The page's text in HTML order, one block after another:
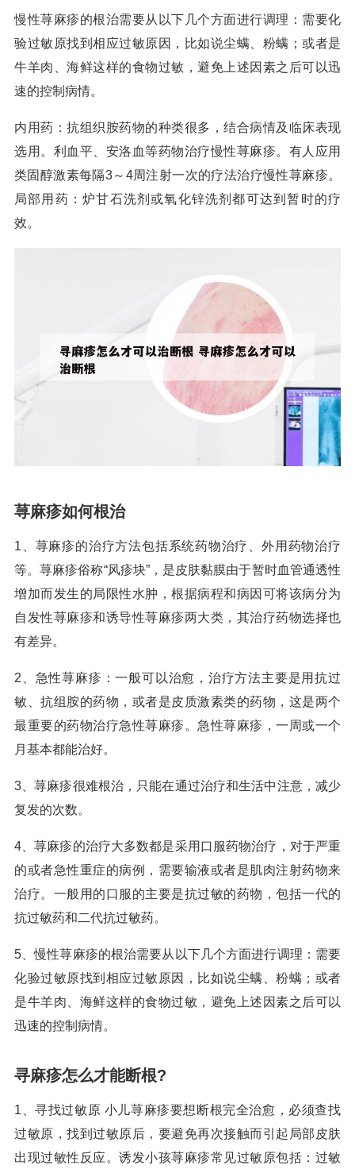
慢性荨麻疹的根治需要从以下几个方面进行调理：需要化
验过敏原找到相应过敏原因，比如说尘螨、粉螨；或者是
牛羊肉、海鲜这样的食物过敏，避免上述因素之后可以迅
速的控制病情。
内用药：抗组织胺药物的种类很多，结合病情及临床表现
选用。利血平、安洛血等药物治疗慢性荨麻疹。有人应用
类固醇激素每隔3～4周注射一次的疗法治疗慢性荨麻疹。
局部用药：炉甘石洗剂或氧化锌洗剂都可达到暂时的疗
效。
荨麻疹如何根治
1、荨麻疹的治疗方法包括系统药物治疗、外用药物治疗
等。荨麻疹俗称“风疹块”，是皮肤黏膜由于暂时血管通透性
增加而发生的局限性水肿，根据病程和病因可将该病分为
自发性荨麻疹和诱导性荨麻疹两大类，其治疗药物选择也
有差异。
2、急性荨麻疹：一般可以治愈，治疗方法主要是用抗过
敏、抗组胺的药物，或者是皮质激素类的药物，这是两个
最重要的药物治疗急性荨麻疹。急性荨麻疹，一周或一个
月基本都能治好。
3、荨麻疹很难根治，只能在通过治疗和生活中注意，减少
复发的次数。
4、荨麻疹的治疗大多数都是采用口服药物治疗，对于严重
的或者急性重症的病例，需要输液或者是肌肉注射药物来
治疗。一般用的口服的主要是抗过敏的药物，包括一代的
抗过敏药和二代抗过敏药。
5、慢性荨麻疹的根治需要从以下几个方面进行调理：需要
化验过敏原找到相应过敏原因，比如说尘螨、粉螨；或者
是牛羊肉、海鲜这样的食物过敏，避免上述因素之后可以
迅速的控制病情。
寻麻疹怎么才能断根?
1、寻找过敏原 小儿荨麻疹要想断根完全治愈，必须查找
过敏原，找到过敏原后，要避免再次接触而引起局部皮肤
出现过敏性反应。诱发小孩荨麻疹常见过敏原包括：过敏